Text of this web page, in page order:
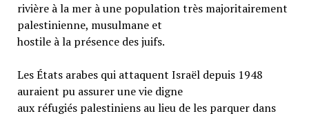
rivière à la mer à une population très majoritairement
palestinienne, musulmane et
hostile à la présence des juifs.
Les États arabes qui attaquent Israël depuis 1948
auraient pu assurer une vie digne
aux réfugiés palestiniens au lieu de les parquer dans